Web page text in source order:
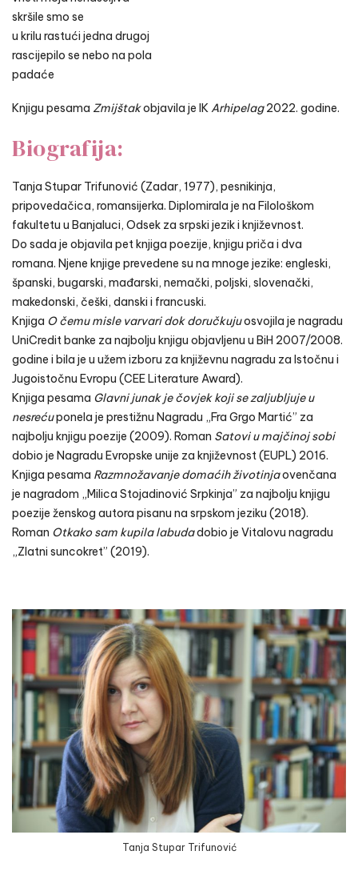
skršile smo se
u krilu rastući jedna drugoj
rascijepilo se nebo na pola
padaće
Knjigu pesama Zmijštakobjavila je IKArhipelag2022. godine.
Biografija:
Tanja Stupar Trifunović (Zadar, 1977), pesnikinja,
pripovedačica, romansijerka. Diplomirala je na Filološkom
fakultetu u Banjaluci, Odsek za srpski jezik i književnost.
Do sada je objavila pet knjiga poezije, knjigu priča i dva
romana. Njene knjige prevedene su na mnoge jezike: engleski,
španski, bugarski, mađarski, nemački, poljski, slovenački,
makedonski, češki, danski i francuski.
Knjiga O čemu misle varvari dok doručkujuosvojila je nagradu
UniCredit banke za najbolju knjigu objavljenu u BiH 2007­/2008.
godine i bila je u užem izboru za književnu nagradu za Istočnu i
Jugoistočnu Evropu (CEE Literature Award).
Knjiga pesama Glavni junak je čovjek koji se zaljubljuje u
nesrećuponela je prestižnu Nagradu „Fra Grgo Martić” za
najbolju knjigu poezije (2009). Roman Satovi u majčinoj sobi
dobio je Nagradu Evropske unije za književnost (EUPL) 2016.
Knjiga pesama Razmnožavanje domaćihživotinjaovenčana
je nagradom „Milica Stojadinović Srpkinja” za najbolju knjigu
poezije ženskog autora pisanu na srpskom jeziku (2018).
Roman Otkako sam kupila labudadobio je Vitalovu nagradu
„Zlatni suncokret” (2019).
Tanja Stupar Trifunović